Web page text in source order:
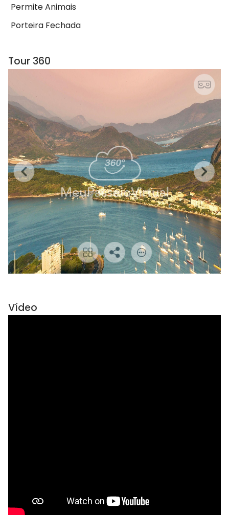
Permite Animais
Porteira Fechada
Tour 360
Vídeo